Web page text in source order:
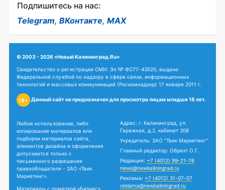
Подпишитесь на нас:
Telegram, ВКонтакте, MAX
© 2003 - 2026 «Новый Калининград.Ru»
Свидетельство о регистрации СМИ: Эл № ФС77-43520, выдано
Федеральной службой по надзору в сфере связи, информационных
технологий и массовых коммуникаций (Роскомнадзор) 17 января 2011 г.
18+ Данный сайт не предназначен для просмотра лицам младше 18 лет.
Любое использование, либо
копирование материалов или
подборки материалов сайта,
элементов дизайна и оформления
допускается только с
письменного разрешения
правообладателя - ЗАО «Твик
Маркетинг».
Материалы с пометкой «Бизнес»,
Адрес: г. Калининград, ул.
Гаражная, д.2, кабинет 308
Учредитель: ЗАО "Твик Маркетинг"
Главный редактор: Обрехт О.Г.
Редакция: +7 (4012) 99-21-76
news@newkaliningrad.ru
Реклама: +7 (4012) 31-07-07
reklama@newkaliningrad.ru